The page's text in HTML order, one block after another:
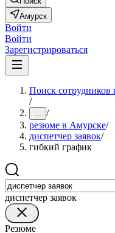
Амурск
Войти
Войти
Зарегистрироваться
Поиск сотрудников
/
... /
резюме в Амурске/
диспетчер заявок/
гибкий график
диспетчер заявок
Резюме